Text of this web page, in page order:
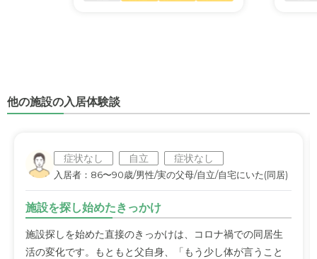
他の施設の入居体験談
症状なし 自立 症状なし
入居者：86〜90歳/男性/実の父母/自立/自宅にいた(同居)
施設を探し始めたきっかけ
施設探しを始めた直接のきっかけは、コロナ禍での同居生
活の変化です。もともと父自身、「もう少し体が言うこと